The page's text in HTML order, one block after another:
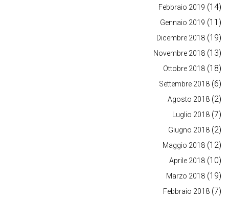
Febbraio 2019 (14)
Gennaio 2019 (11)
Dicembre 2018 (19)
Novembre 2018 (13)
Ottobre 2018 (18)
Settembre 2018 (6)
Agosto 2018 (2)
Luglio 2018 (7)
Giugno 2018 (2)
Maggio 2018 (12)
Aprile 2018 (10)
Marzo 2018 (19)
Febbraio 2018 (7)